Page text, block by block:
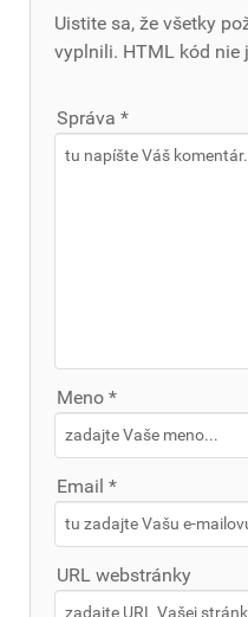
Uistite sa, že všetky
vyplnili. HTML kód nie
Správa *
Meno *
Email *
URL webstránky